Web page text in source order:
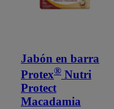
Jabón en barra
Protex®Nutri
Protect
Macadamia